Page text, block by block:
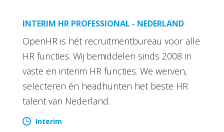
INTERIM HR PROFESSIONAL - NEDERLAND
OpenHR is hét recruitmentbureau voor alle
HR functies. Wij bemiddelen sinds 2008 in
vaste en interim HR functies. We werven,
selecteren én headhunten het beste HR
talent van Nederland.
Interim